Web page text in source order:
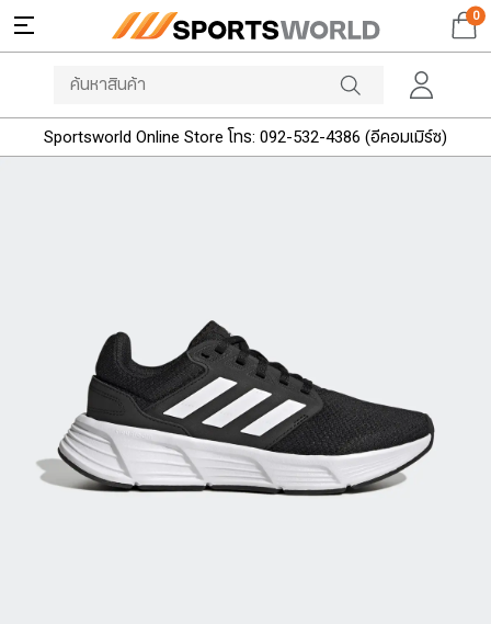
0
Sportsworld Online Store โทร: 092-532-4386 (อีคอมเมิร์ซ)